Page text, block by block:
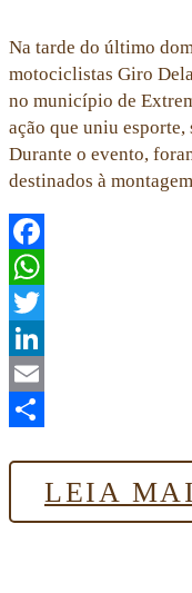
Na tarde do último
motociclistas Giro
no município de
ação que uniu
Durante o evento,
destinados à
Facebook
WhatsApp
Twitter
LinkedIn
Email
LEIA